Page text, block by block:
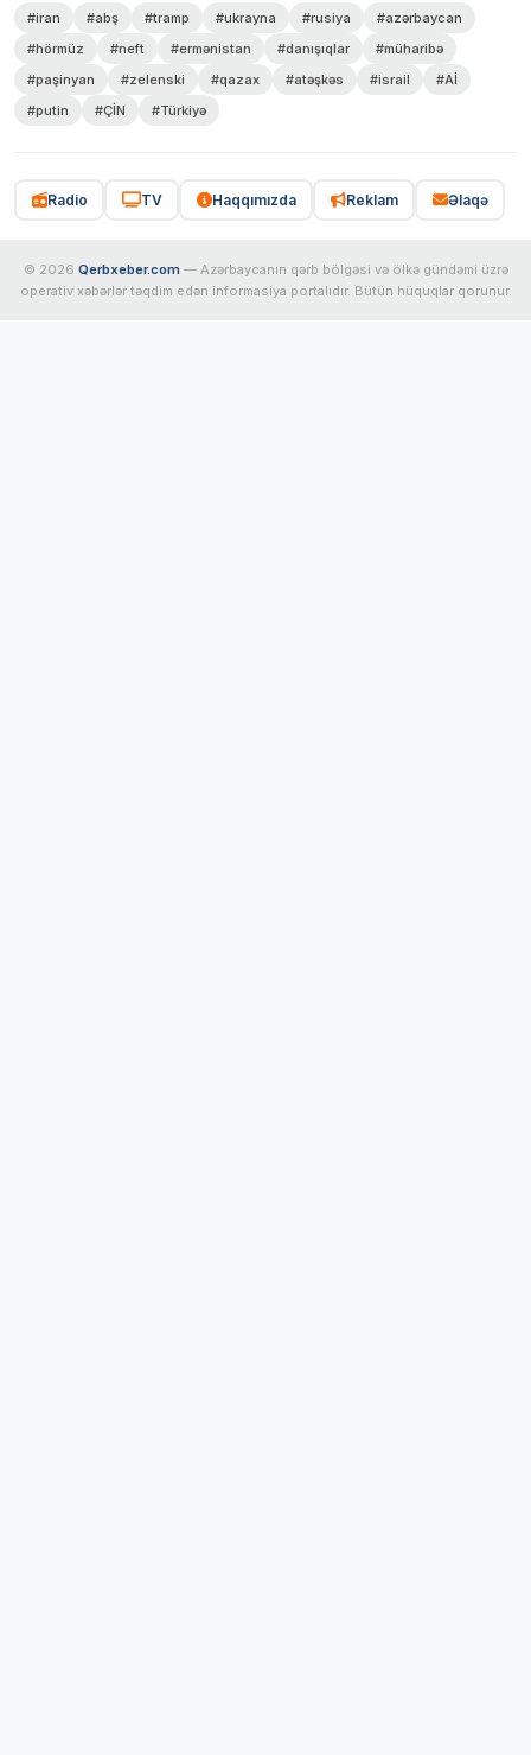
#iran #abş #tramp #ukrayna #rusiya
#azərbaycan
#hörmüz
#neft #ermənistan #danışıqlar
#müharibə
#paşinyan
#zelenski #qazax #atəşkəs #israil
#Aİ
#putin
#ÇİN #Türkiyə
Radio TV Haqqımızda Reklam Əlaqə
© 2026 Qerbxeber.com — Azərbaycanın qərb bölgəsi və ölkə gündəmi üzrə
operativ xəbərlər təqdim edən informasiya portalıdır. Bütün hüquqlar qorunur.